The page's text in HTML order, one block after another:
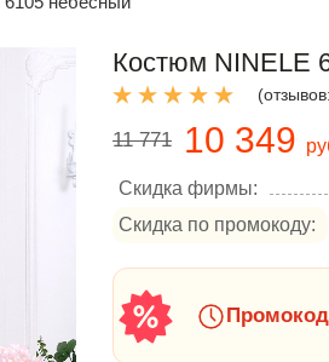
Костюм NINELE
11 771 10 349
Скидка фирмы:
Скидка по промокоду: